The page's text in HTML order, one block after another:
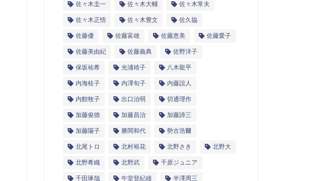
佐々木圭一 佐々木大輔 佐々木常夫
佐々木正悟 佐々木豊文 佐久協
佐藤優 佐藤富雄 佐藤恵美 佐藤愛子
佐藤美由紀 佐藤義典 佐野洋子
保坂祐希 光浦靖子 八木龍平
内海桂子 内澤旬子 内藤誼人
内館牧子 出口治明 切通理作
加藤俊徳 加藤昌治 加藤諦三
加藤陽子 勝間和代 勢古浩爾
北尾トロ 北村裕花 北野さき 北野大
北野希織 北野武 千原ジュニア
千田琢哉 午堂登紀雄 半澤周三